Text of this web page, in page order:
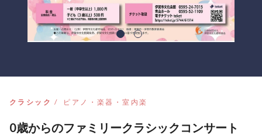
クラシック ピアノ・楽器・室内楽
0歳からのファミリークラシックコンサート